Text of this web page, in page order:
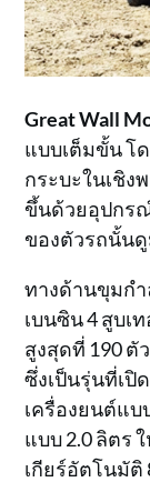
Great Wall
แบบเต็มขั้น โ
กระบะในเชิ
ขึ้นด้วยอุปกร
ของตัวรถนั้น
ทางด้านขุมก
เบนซิน 4 สูบเ
สูงสุดที่ 190 ตั
ซึ่งเป็นรุ่นที่เ
เครื่องยนต์แบ
แบบ 2.0 ลิตร
เกียร์อัตโนมัติ